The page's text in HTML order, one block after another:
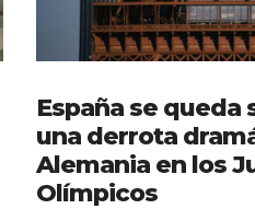
España se queda
una derrota
Alemania en los
Olímpicos